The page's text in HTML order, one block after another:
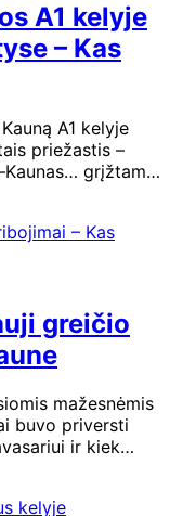
A1 kelyje
– Kas
A1 kelyje
priežastis –
grįžtam…
greičio
mažesnėmis
buvo priversti
ir kiek…